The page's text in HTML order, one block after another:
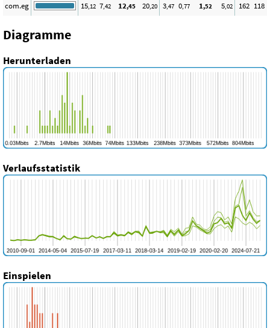
com.eg 15,12 7,42 12,45 20,20 3,47 0,77 1,52 5,02 162 118
Diagramme
Herunterladen
Verlaufsstatistik
Einspielen